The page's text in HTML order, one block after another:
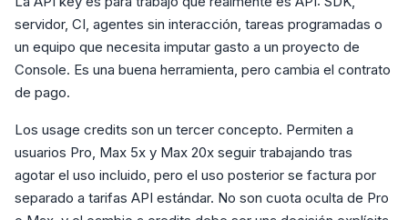
servidor, CI, agentes sin interacción, tareas programadas o
un equipo que necesita imputar gasto a un proyecto de
Console. Es una buena herramienta, pero cambia el contrato
de pago.
Los usage credits son un tercer concepto. Permiten a
usuarios Pro, Max 5x y Max 20x seguir trabajando tras
agotar el uso incluido, pero el uso posterior se factura por
separado a tarifas API estándar. No son cuota oculta de Pro